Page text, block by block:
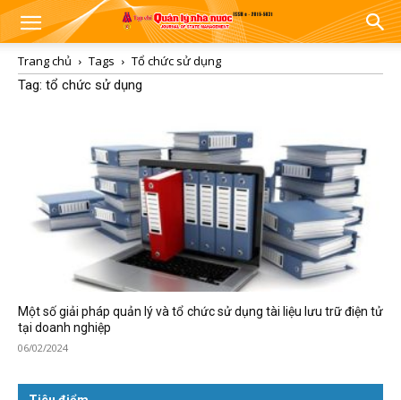
Trang chủ Tags
Tổ chức sử dụng
Tag: tổ chức sử dụng
Một số giải pháp quản lý và tổ chức sử dụng tài liệu lưu trữ điện tử
tại doanh nghiệp
06/02/2024